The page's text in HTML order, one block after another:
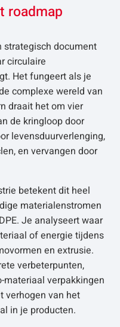
roadmap
strategisch document
circulaire
Het fungeert als je
complexe wereld van
draait het om vier
de kringloop door
levensduurverlenging,
en vervangen door
betekent dit heel
materialenstromen
Je analyseert waar
of energie tijdens
en extrusie.
verbeterpunten,
verpakkingen
verhogen van het
in je producten.